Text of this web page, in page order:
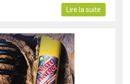
Lire la suite